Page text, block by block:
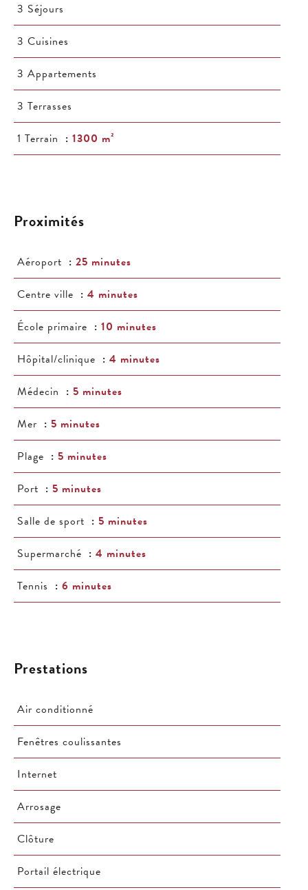
3 Séjours
3 Cuisines
3 Appartements
3 Terrasses
1 Terrain
1300 m²
Proximités
Aéroport
25 minutes
Centre ville
4 minutes
École primaire
10 minutes
Hôpital/clinique
4 minutes
Médecin
5 minutes
Mer
5 minutes
Plage
5 minutes
Port
5 minutes
Salle de sport
5 minutes
Supermarché
4 minutes
Tennis
6 minutes
Prestations
Air conditionné
Fenêtres coulissantes
Internet
Arrosage
Clôture
Portail électrique